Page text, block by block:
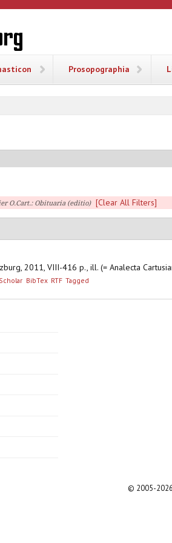
Prosopographia
O.Cart.: Obituaria (editio) [Clear All Filters]
2011, VIII-416 p., ill. (= Analecta
BibTex RTF Tagged
© 2005-2026